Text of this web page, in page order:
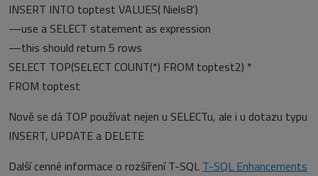
INSERT INTO toptest VALUES(‚Niels8‘)
—use a SELECT statement as expression
—this should return 5 rows
SELECT TOP(SELECT COUNT(*) FROM toptest2) *
FROM toptest
Nově se dá TOP používat nejen u SELECTu, ale i u dotazu typu
INSERT, UPDATE a DELETE
Další cenné informace o rozšíření T-SQL T-SQL Enhancements